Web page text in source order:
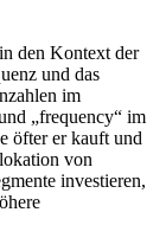
den Kontext der
und das
im
„frequency“ im
öfter er kauft und
von
investieren,